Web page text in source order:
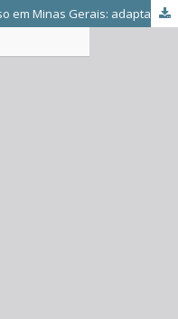
A regionalização do Ensino Religioso em Minas Gerais: adaptações da Base Nacional Comum Curricular